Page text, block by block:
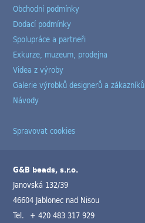
Obchodní podmínky
Dodací podmínky
Spolupráce a partneři
Exkurze, muzeum, prodejna
Videa z výroby
Galerie výrobků designerů a zákazníků
Návody
Spravovat cookies
G&B beads, s.r.o.
Janovská 132/39
46604 Jablonec nad Nisou
Tel. + 420 483 317 929